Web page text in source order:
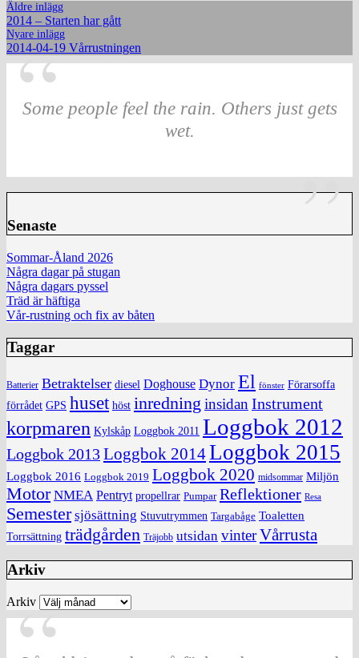
Äldre inlägg
2014 – Starten har gått
Nyare inlägg
2014-04-19 Vårrustningen
Some people feel the rain. Others just gets
wet.
Senaste
Sommar-Åland 2026
Några dagar på stugan
Några dagars pyssel
Träd är häftiga
Vår-rustning och fix av båten
Taggar
Batterier Betraktelser diesel Doghouse Dynor El fönster Förarsoffa
förrådet GPS huset höst inredning insidan Instrument
korpmaren Kylskåp Loggbok 2011 Loggbok 2012
Loggbok 2013Loggbok 2014Loggbok 2015
Loggbok 2016 Loggbok 2019 Loggbok 2020 midsommar Miljön
Motor NMEA Pentryt propellrar Pumpar Reflektioner Resa
Semester sjösättning Stuvutrymmen Targabåge Toaletten
Torrsättning trädgården Träjobb utsidan vinterVårrusta
Arkiv
Arkiv